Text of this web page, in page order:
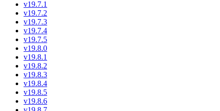
v19.7.1
v19.7.2
v19.7.3
v19.7.4
v19.7.5
v19.8.0
v19.8.1
v19.8.2
v19.8.3
v19.8.4
v19.8.5
v19.8.6